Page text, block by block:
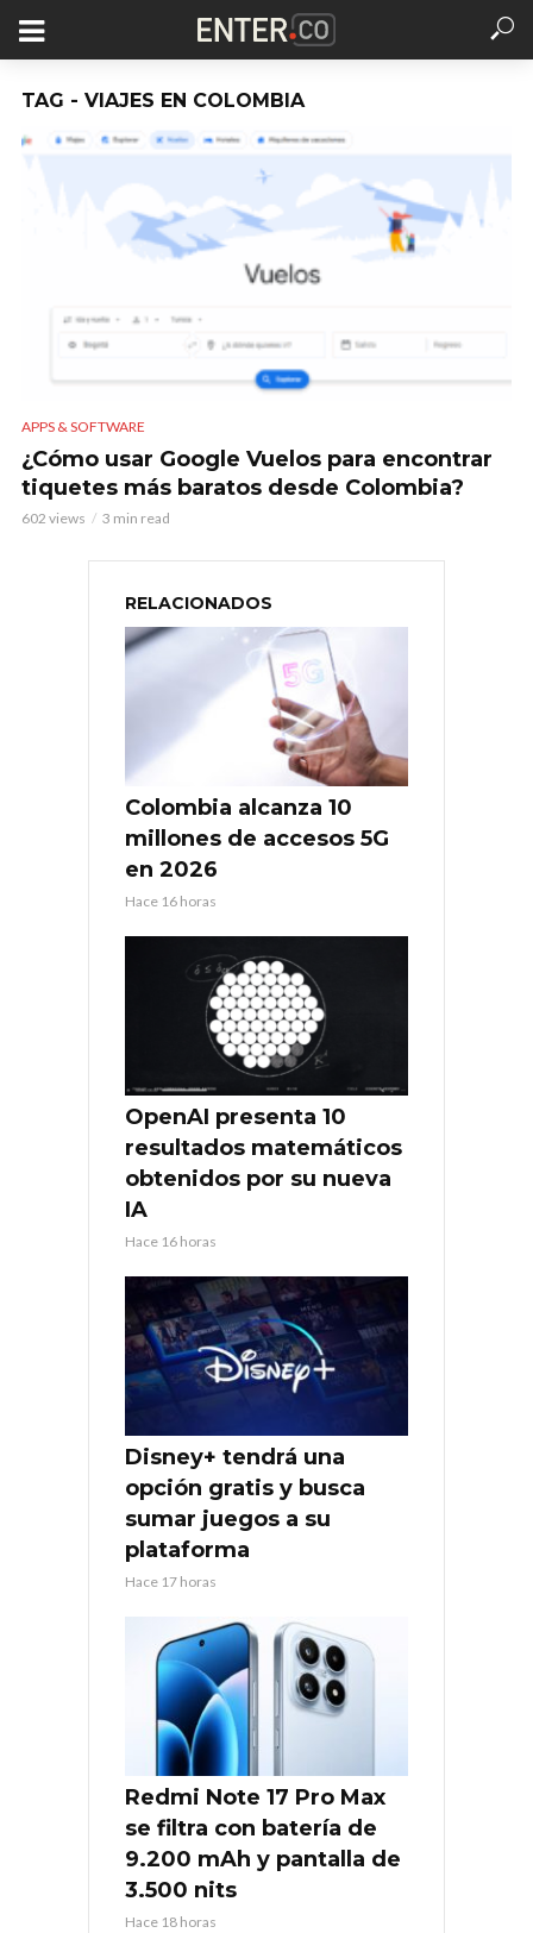
TAG - VIAJES EN COLOMBIA
APPS & SOFTWARE
¿Cómo usar Google Vuelos para encontrar
tiquetes más baratos desde Colombia?
602 views 3 min read
RELACIONADOS
Colombia alcanza 10
millones de accesos 5G
en 2026
Hace 16 horas
OpenAI presenta 10
resultados matemáticos
obtenidos por su nueva
IA
Hace 16 horas
Disney+ tendrá una
opción gratis y busca
sumar juegos a su
plataforma
Hace 17 horas
Redmi Note 17 Pro Max
se filtra con batería de
9.200 mAh y pantalla de
3.500 nits
Hace 18 horas